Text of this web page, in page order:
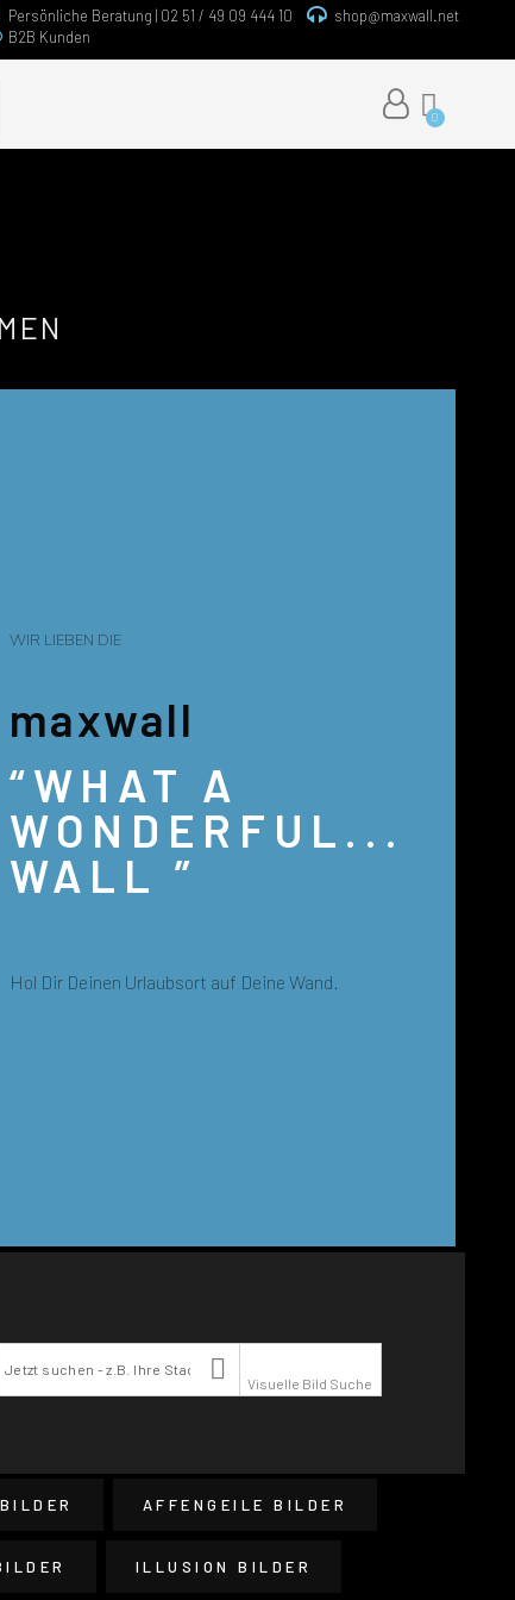
Persönliche Beratung | 02 51 / 49 09 444 10
shop@maxwall.net
B2B Kunden
WIR LIEBEN DIE
maxwall
“WHAT A
WONDERFUL...
WALL ”
Hol Dir Deinen Urlaubsort auf Deine Wand.
Visuelle Bild Suche

AFFENGEILE BILDER
ILLUSION BILDER